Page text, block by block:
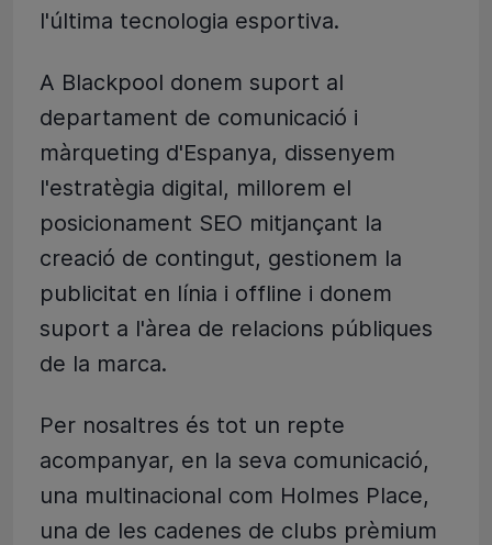
l'última tecnologia esportiva.
A Blackpool donem suport al
departament de comunicació i
màrqueting d'Espanya, dissenyem
l'estratègia digital, millorem el
posicionament SEO mitjançant la
creació de contingut, gestionem la
publicitat en línia i offline i donem
suport a l'àrea de relacions públiques
de la marca.
Per nosaltres és tot un repte
acompanyar, en la seva comunicació,
una multinacional com Holmes Place,
una de les cadenes de clubs prèmium